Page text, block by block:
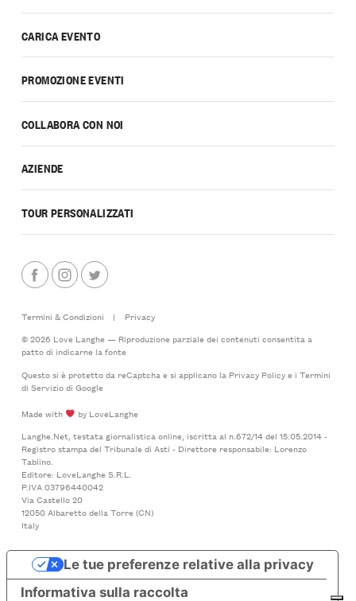
CARICA EVENTO
PROMOZIONE EVENTI
COLLABORA CON NOI
AZIENDE
TOUR PERSONALIZZATI
Termini & Condizioni |
Privacy
© 2026 Love Langhe — Riproduzione parziale dei contenuti consentita a
patto di indicarne la fonte
Questo si è protetto da reCaptcha e si applicano la Privacy Policye i Termini
di Serviziodi Google
Made with
by LoveLanghe
Langhe.Net, testata giornalistica online, iscritta al n.672/14 del 15.05.2014 -
Registro stampa del Tribunale di Asti - Direttore responsabile: Lorenzo
Tablino.
Editore: LoveLanghe S.R.L.
P.IVA 03796440042
Via Castello 20
12050 Albaretto della Torre (CN)
Italy
Informativa sulla raccolta
Le tue preferenze relative alla privacy